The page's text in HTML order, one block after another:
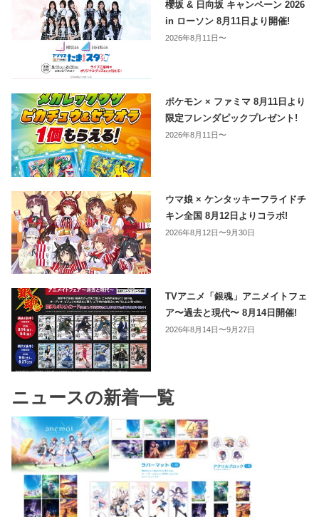
櫻坂 & 日向坂 キャンペーン 2026
in ローソン 8月11日より開催!
2026年8月11日〜
ポケモン × ファミマ 8月11日より
限定フレンダピックプレゼント!
2026年8月11日〜
ウマ娘 × ケンタッキーフライドチ
キン全国 8月12日よりコラボ!
2026年8月12日〜9月30日
TVアニメ「銀魂」アニメイトフェ
ア〜過去と現代〜 8月14日開催!
2026年8月14日〜9月27日
ニュースの新着一覧